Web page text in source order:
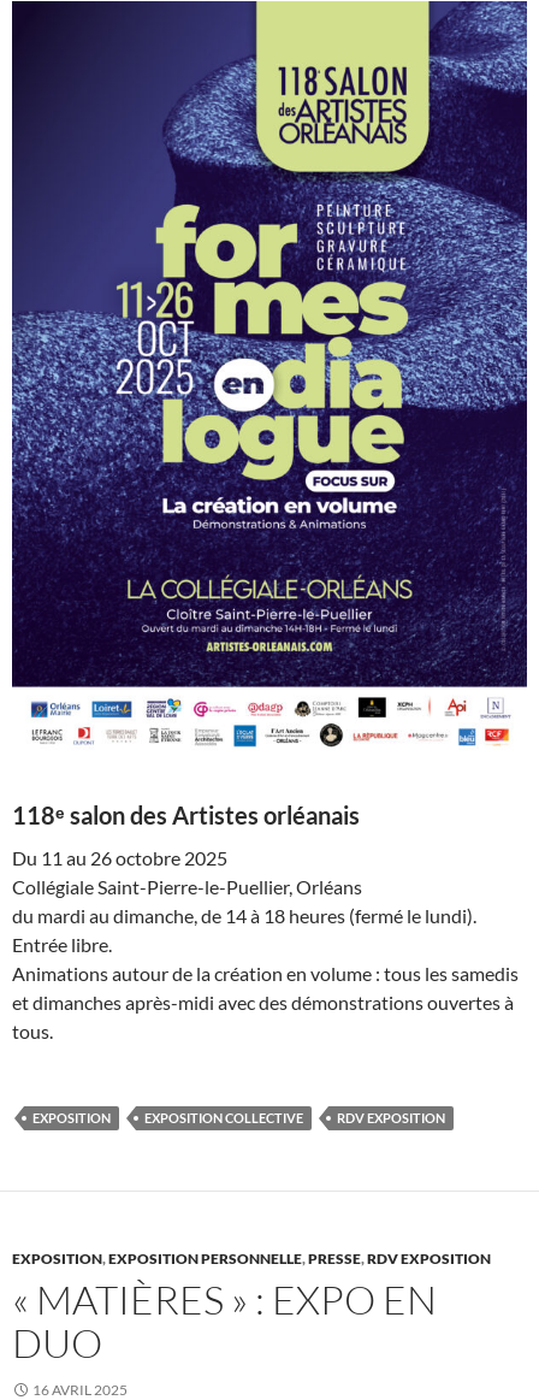
118ᵉ salon des Artistes orléanais
Du 11 au 26 octobre 2025
Collégiale Saint-Pierre-le-Puellier, Orléans
du mardi au dimanche, de 14 à 18 heures (fermé le lundi).
Entrée libre.
Animations autour de la création en volume : tous les samedis
et dimanches après-midi avec des démonstrations ouvertes à
tous.
EXPOSITION EXPOSITION COLLECTIVE RDV EXPOSITION
EXPOSITION,EXPOSITION PERSONNELLE,PRESSE,RDV EXPOSITION
« MATIÈRES » : EXPO EN
DUO
16 AVRIL 2025